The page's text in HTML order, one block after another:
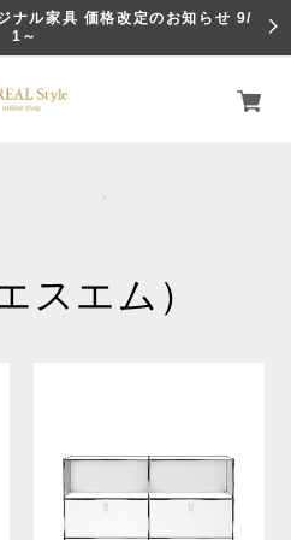
ル家具 価格改定のお知らせ 9/
1～
家具
スエム）